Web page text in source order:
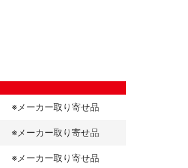
※メーカー取り寄せ品
※メーカー取り寄せ品
※メーカー取り寄せ品